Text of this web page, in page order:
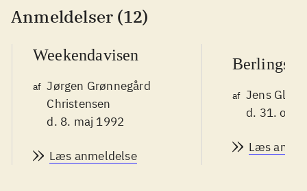
Anmeldelser (12)
Weekendavisen
af Jørgen Grønnegård
Christensen
d. 8. maj 1992
Læs anmeldelse
af Jens
d. 31. okt.
Læs